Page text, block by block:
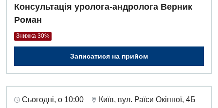
Консультація уролога-андролога Верник
Роман
Знижка 30%
Записатися на прийом
Сьогодні, о 10:00 Київ, вул. Раїси Окіпної, 4Б